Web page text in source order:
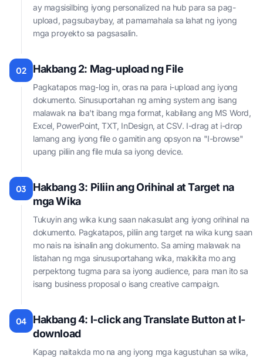
ay magsisilbing iyong personalized na hub para sa pag-
upload, pagsubaybay, at pamamahala sa lahat ng iyong
mga proyekto sa pagsasalin.
02 Hakbang 2: Mag-upload ng File
Pagkatapos mag-log in, oras na para i-upload ang iyong
dokumento. Sinusuportahan ng aming system ang isang
malawak na iba't ibang mga format, kabilang ang MS Word,
Excel, PowerPoint, TXT, InDesign, at CSV. I-drag at i-drop
lamang ang iyong file o gamitin ang opsyon na "I-browse"
upang piliin ang file mula sa iyong device.
03
Hakbang 3: Piliin ang Orihinal at Target na
mga Wika
Tukuyin ang wika kung saan nakasulat ang iyong orihinal na
dokumento. Pagkatapos, piliin ang target na wika kung saan
mo nais na isinalin ang dokumento. Sa aming malawak na
listahan ng mga sinusuportahang wika, makikita mo ang
perpektong tugma para sa iyong audience, para man ito sa
isang business proposal o isang creative campaign.
04
Hakbang 4: I-click ang Translate Button at I-
download
Kapag naitakda mo na ang iyong mga kagustuhan sa wika,